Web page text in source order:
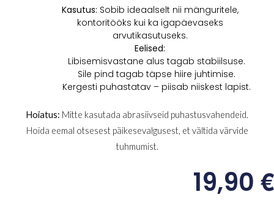
Kasutus: Sobib ideaalselt nii mänguritele,
kontoritööks kui ka igapäevaseks
arvutikasutuseks.
Eelised:
Libisemisvastane alus tagab stabiilsuse.
Sile pind tagab täpse hiire juhtimise.
Kergesti puhastatav – piisab niiskest lapist.
Hoiatus: Mitte kasutada abrasiivseid puhastusvahendeid.
Hoida eemal otsesest päikesevalgusest, et vältida värvide
tuhmumist.
19,90 €